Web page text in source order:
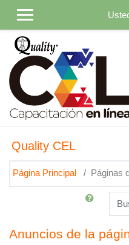
Quality CEL
Página Principal Páginas
Anuncios de la